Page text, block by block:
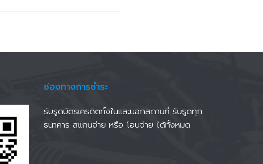
ช่องทางการชำระ
รับรูดบัตรเครดิตทั้งในและนอกสถานที่ รับรูดทุก
ธนาคาร สแกนจ่าย หรือ โอนจ่าย ได้ทั้งหมด